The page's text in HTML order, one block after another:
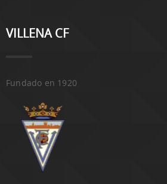
VILLENA CF
Fundado en 1920